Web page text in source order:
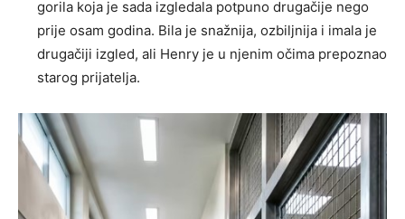
gorila koja je sada izgledala potpuno drugačije nego
prije osam godina. Bila je snažnija, ozbiljnija i imala je
drugačiji izgled, ali Henry je u njenim očima prepoznao
starog prijatelja.